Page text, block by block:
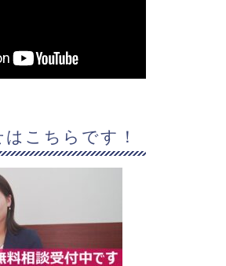
こちらです！